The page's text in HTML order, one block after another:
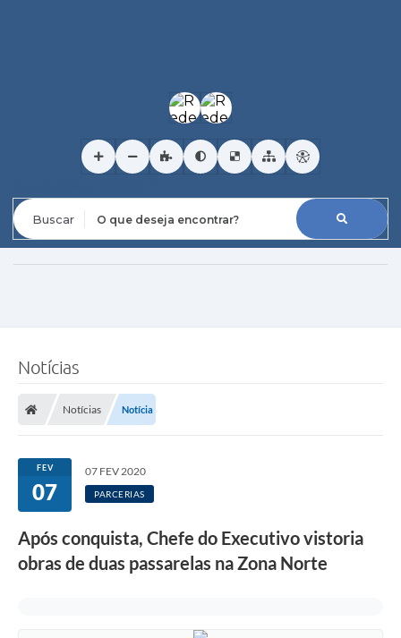
Notícias
Notícias Notícia
FEV
07
07 FEV 2020
PARCERIAS
Após conquista, Chefe do Executivo vistoria
obras de duas passarelas na Zona Norte